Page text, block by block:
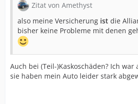
Zitat von Amethyst
also meine Versicherung ist die
bisher keine Probleme mit denen
Auch bei (Teil-)Kaskoschäden? Ich
sie haben mein Auto leider stark